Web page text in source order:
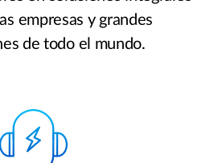
empresas y grandes
de todo el mundo.